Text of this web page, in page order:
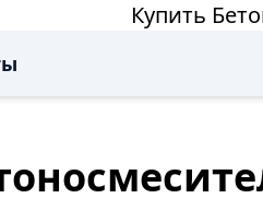
Купить